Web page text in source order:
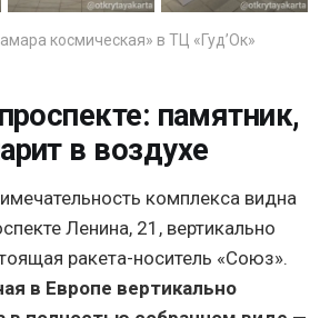
космическая» в ТЦ «Гуд’Ок»
памятник,
в воздухе
комплекса видна
Ленина, 21, вертикально
ракета-носитель «Союз».
в Европе вертикально